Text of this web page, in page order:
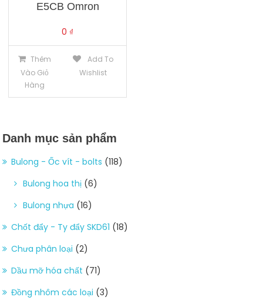
E5CB Omron
0 ₫
Thêm
Vào Giỏ
Hàng
Add To
Wishlist
Danh mục sản phẩm
Bulong - Ốc vít - bolts (118)
Bulong hoa thị (6)
Bulong nhựa (16)
Chốt đẩy - Ty đẩy SKD61 (18)
Chưa phân loại (2)
Dầu mỡ hóa chất (71)
Đồng nhôm các loại (3)